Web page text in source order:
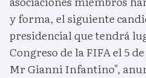
y forma, el siguiente
presidencial que tendrá
Congreso de la FIFA el 5
Mr Gianni Infantino",